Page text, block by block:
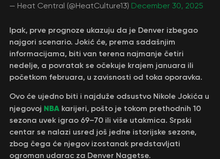
— Heat Central (@HeatCulture13) December 30, 2025
Ipak, prve prognoze ukazuju da je Denver izbegao
najgori scenario. Jokić će, prema sadašnjim
informacijama, biti van terena najmanje četiri
nedelje, a povratak se očekuje krajem januara ili
početkom februara, u zavisnosti od toka oporavka.
Ovo će ujedno biti i najduže odsustvo Nikole Jokića u
njegovoj NBA karijeri, pošto je tokom prethodnih 10
sezona uvek igrao 69–70 ili više utakmica. Srpski
centar se nalazi usred još jedne istorijske sezone,
zbog čega će njegov izostanak predstavljati
ogroman udarac za Denver Nagetse.